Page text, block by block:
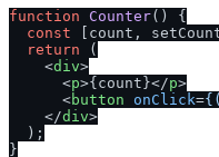
function
Counter( ) {
const [count,
return (
<div>
<p>{count}</p>
<button onClick=
</div>
  );